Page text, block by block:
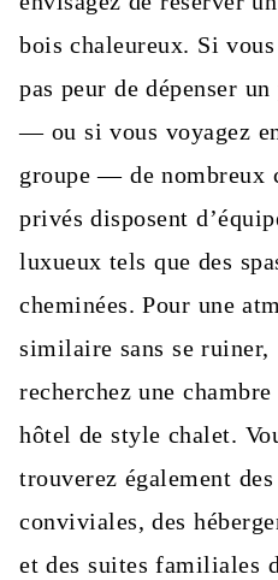
bois chaleureux. Si vous
pas peur de dépenser un
— ou si vous voyagez
groupe — de nombreux
privés disposent
luxueux tels que des
cheminées. Pour une
similaire sans se ruiner,
recherchez une chambre
hôtel de style chalet.
trouverez également des
conviviales, des
et des suites familiales